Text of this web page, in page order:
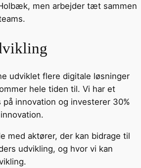
men arbejder tæt sammen
udviklet flere digitale løsninger
hele tiden til. Vi har et
innovation og investerer 30%
med aktører, der kan bidrage til
udvikling, og hvor vi kan